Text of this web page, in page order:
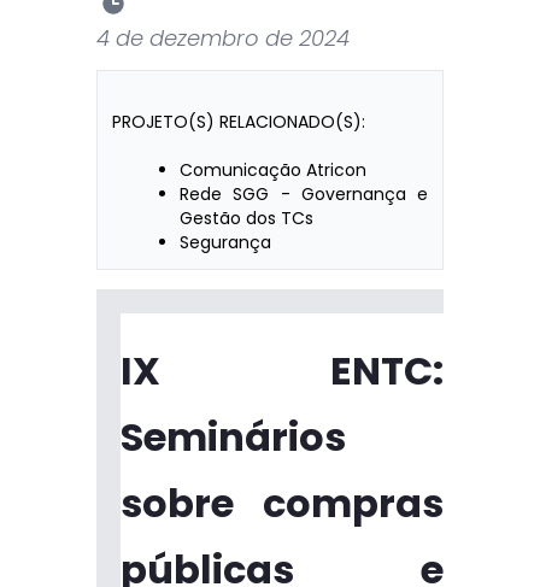
4 de dezembro de 2024
PROJETO(S) RELACIONADO(S):
Comunicação Atricon
Rede SGG - Governança e
Gestão dos TCs
Segurança
IX ENTC:
Seminários
sobre compras
públicas e